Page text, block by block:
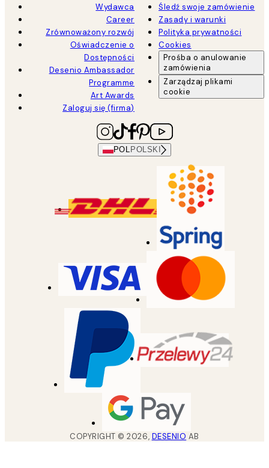
Wydawca
Career
Zrównoważony rozwój
Oświadczenie o
Dostępności
Desenio Ambassador
Programme
Art Awards
Zaloguj się (firma)
Śledź swoje zamówienie
Zasady i warunki
Polityka prywatności
Cookies
Prośba o anulowanie
zamówienia
Zarządzaj plikami
cookie
POL POLSKI
COPYRIGHT ©2026, DESENIO AB